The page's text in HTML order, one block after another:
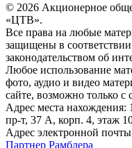
© 2026 Акционерное
«ЦТВ».
Все права на любые
защищены в
законодательством об
Любое использование
фото, аудио и видео
сайте, возможно только
Адрес места нахождения:
пр-т, 37 А, корп. 4, этаж
Адрес электронной
Партнер Рамблера